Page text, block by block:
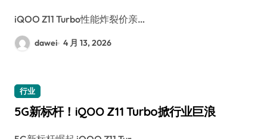
iQOO Z11 Turbo性能炸裂价亲…
dawei 4 月 13, 2026
行业
5G新标杆！iQOO Z11 Turbo掀行业巨浪